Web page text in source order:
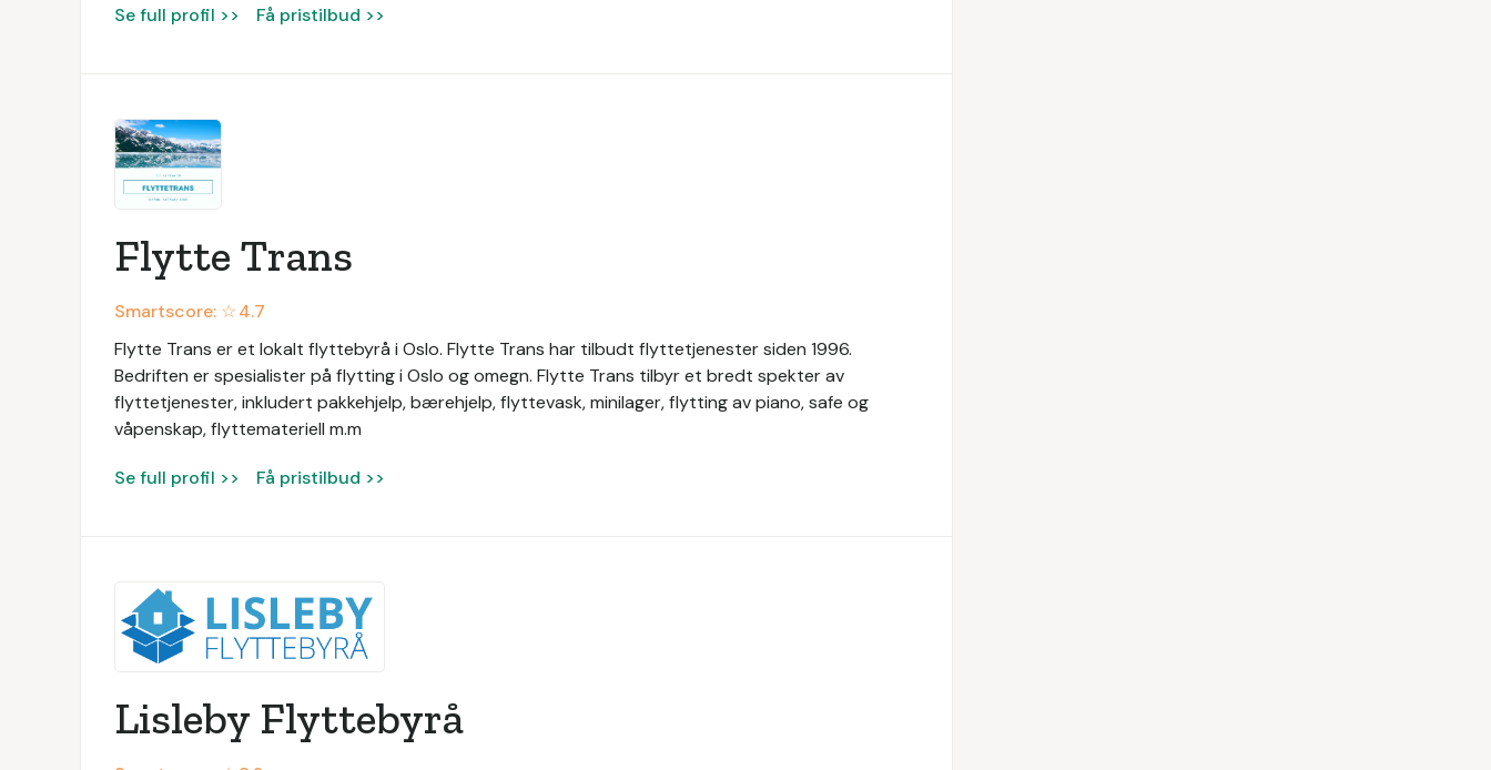
Se full profil >> Få pristilbud >>
Flytte Trans
Smartscore: ☆4.7
Flytte Trans er et lokalt flyttebyrå i Oslo. Flytte Trans har tilbudt flyttetjenester siden 1996.
Bedriften er spesialister på flytting i Oslo og omegn. Flytte Trans tilbyr et bredt spekter av
flyttetjenester, inkludert pakkehjelp, bærehjelp, flyttevask, minilager, flytting av piano, safe og
våpenskap, flyttemateriell m.m
Se full profil >> Få pristilbud >>
Lisleby Flyttebyrå